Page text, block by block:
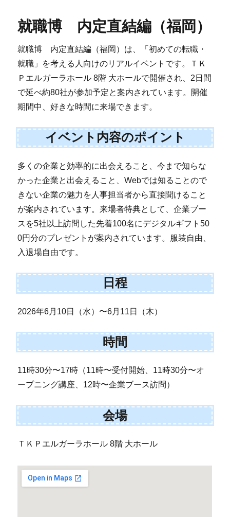
就職博 内定直結編（福岡）
就職博 内定直結編（福岡）は、「初めての転職・
就職」を考える人向けのリアルイベントです。ＴＫ
Ｐエルガーラホール 8階 大ホールで開催され、2日間
で延べ約80社が参加予定と案内されています。開催
期間中、好きな時間に来場できます。
イベント内容のポイント
多くの企業と効率的に出会えること、今まで知らな
かった企業と出会えること、Webでは知ることので
きない企業の魅力を人事担当者から直接聞けること
が案内されています。来場者特典として、企業ブー
スを5社以上訪問した先着100名にデジタルギフト50
0円分のプレゼントが案内されています。服装自由、
入退場自由です。
日程
2026年6月10日（水）〜6月11日（木）
時間
11時30分〜17時（11時〜受付開始、11時30分〜オ
ープニング講座、12時〜企業ブース訪問）
会場
ＴＫＰエルガーラホール 8階 大ホール